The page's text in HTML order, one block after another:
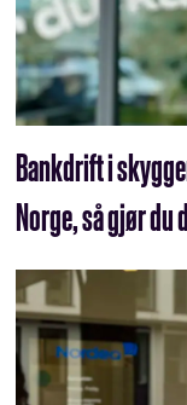
Bankdrift i
Norge, så gjør du